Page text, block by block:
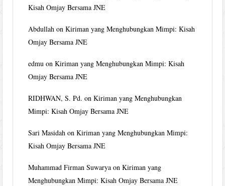
Kisah Omjay Bersama JNE
Abdullah onKiriman yang Menghubungkan Mimpi: Kisah
Omjay Bersama JNE
edmu onKiriman yang Menghubungkan Mimpi: Kisah
Omjay Bersama JNE
RIDHWAN, S. Pd. onKiriman yang Menghubungkan
Mimpi: Kisah Omjay Bersama JNE
Sari Masidah onKiriman yang Menghubungkan Mimpi:
Kisah Omjay Bersama JNE
Muhammad Firman Suwarya onKiriman yang
Menghubungkan Mimpi: Kisah Omjay Bersama JNE